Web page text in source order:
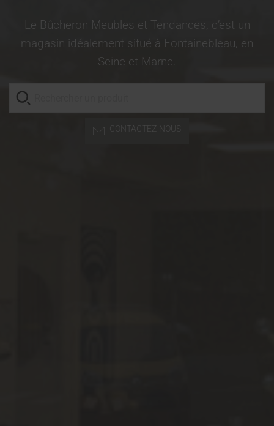
Le Bûcheron Meubles et Tendances, c’est un
magasin idéalement situé à Fontainebleau, en
Seine-et-Marne.
CONTACTEZ-NOUS